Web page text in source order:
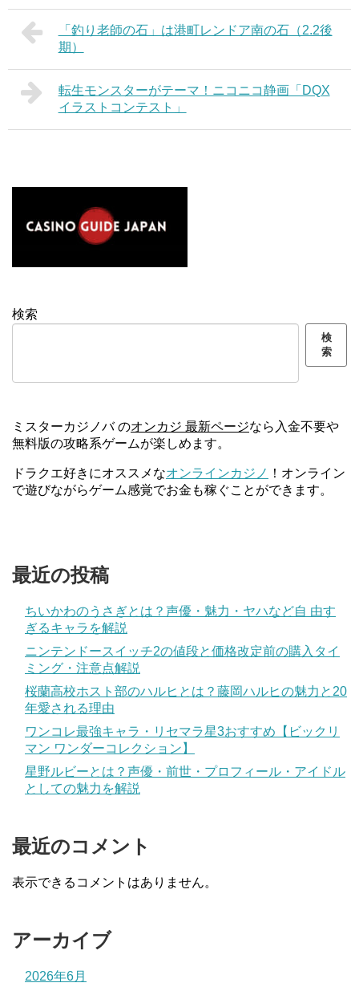
「釣り老師の石」は港町レンドア南の石（2.2後
期）
転生モンスターがテーマ！ニコニコ静画「DQX
イラストコンテスト」
検索
検
索
ミスターカジノバ のオンカジ 最新ページなら入金不要や
無料版の攻略系ゲームが楽しめます。
ドラクエ好きにオススメなオンラインカジノ ！オンライン
で遊びながらゲーム感覚でお金も稼ぐことができます。
最近の投稿
ちいかわのうさぎとは？声優・魅力・ヤハなど自 由す
ぎるキャラを解説
ニンテンドースイッチ2の値段と価格改定前の購入タイ
ミング・注意点解説
桜蘭高校ホスト部のハルヒとは？藤岡ハルヒの魅力と20
年愛される理由
ワンコレ最強キャラ・リセマラ星3おすすめ【ビックリ
マン ワンダーコレクション】
星野ルビーとは？声優・前世・プロフィール・アイドル
としての魅力を解説
最近のコメント
表示できるコメントはありません。
アーカイブ
2026年6月